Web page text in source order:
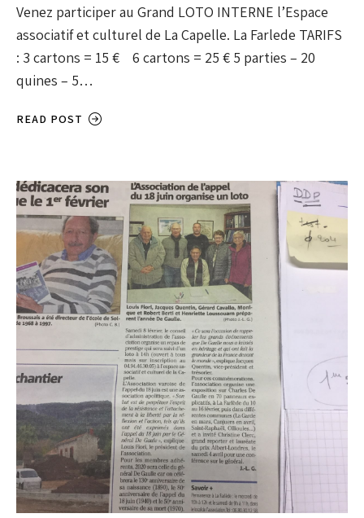
Venez participer au Grand LOTO INTERNE l’Espace
associatif et culturel de La Capelle. La Farlede TARIFS
: 3 cartons = 15 € 6 cartons = 25 € 5 parties – 20
quines – 5…
READ POST